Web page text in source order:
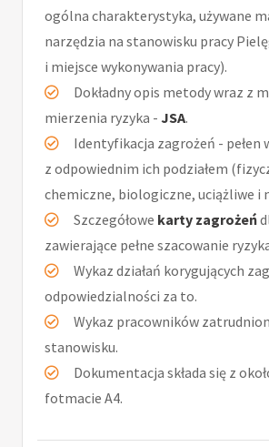
ogólna charakterystyka, używane
narzędzia na stanowisku pracy
i miejsce wykonywania pracy).
Dokładny opis metody wraz z
mierzenia ryzyka - JSA.
Identyfikacja zagrożeń - pełen
z odpowiednim ich podziałem
chemiczne, biologiczne, uciążliwe i
Szczegółowe karty zagrożeń
zawierające pełne szacowanie
Wykaz działań korygujących
odpowiedzialności za to.
Wykaz pracowników
stanowisku.
Dokumentacja składa się z
fotmacie A4.